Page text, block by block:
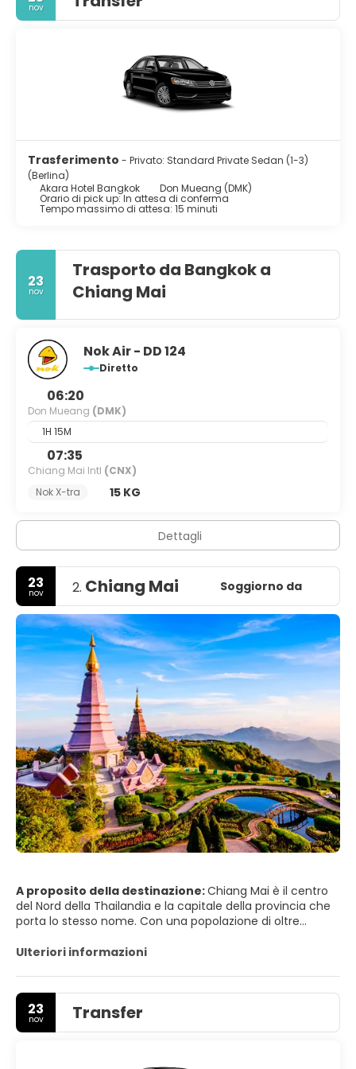
nov
Trasferimento - Privato: Standard Private Sedan (1-3)
(Berlina)
Akara Hotel Bangkok
Don Mueang (DMK)
Orario di pick up: In attesa di conferma
Tempo massimo di attesa: 15 minuti
23
nov
Trasporto da Bangkok a
Chiang Mai
Nok Air - DD 124
Diretto
06:20
Don Mueang (DMK)
1H 15M
07:35
Chiang Mai Intl (CNX)
Nok X-tra
15 KG
Dettagli
23
nov 2. Chiang Mai Soggiorno da
A proposito della destinazione:Chiang Mai è il centro
del Nord della Thailandia e la capitale della provincia che
porta lo stesso nome. Con una popolazione di oltre
più grande della Thailandia. Situata su una pianura a
campagna rigogliosa, è molto più verde e tranquilla
rispetto alla capitale, e ha un'aria cosmopolita e una
significativa popolazione di espatriati, fattori che hanno
portato molti da Bangkok a stabilirsi permanentemente in
Ulteriori informazioni
23
nov Transfer